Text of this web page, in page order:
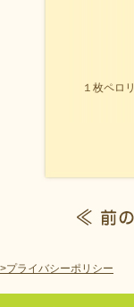
１枚ペロ
>プライバシーポリシー